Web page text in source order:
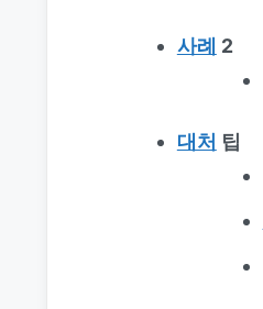
사례 2
대처 팁